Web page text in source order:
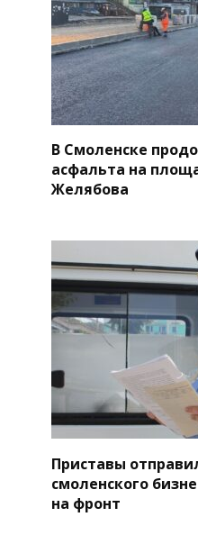
В Смоленске
асфальта на
Желябова
Приставы
смоленского
на фронт